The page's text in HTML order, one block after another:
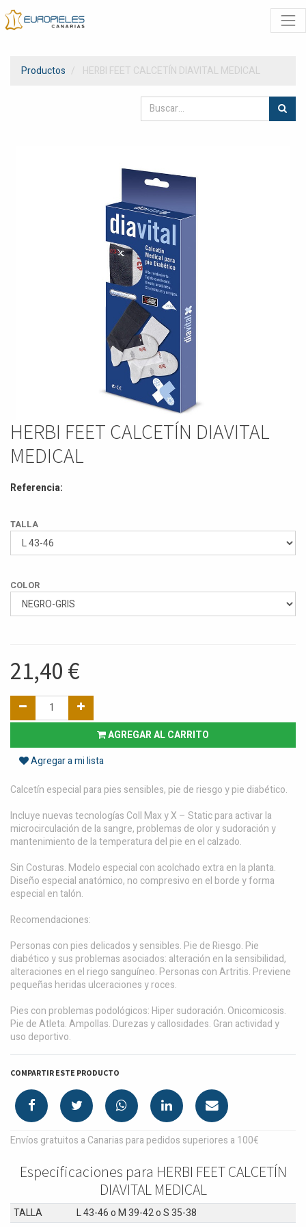
Productos HERBI FEET CALCETÍN DIAVITAL MEDICAL
HERBI FEET CALCETÍN DIAVITAL
MEDICAL
Referencia:
TALLA
COLOR
21,40 €
AGREGAR AL CARRITO
Agregar a mi lista
Calcetín especial para pies sensibles, pie de riesgo y pie diabético.
Incluye nuevas tecnologías Coll Max y X – Static para activar la
microcirculación de la sangre, problemas de olor y sudoración y
mantenimiento de la temperatura del pie en el calzado.
Sin Costuras. Modelo especial con acolchado extra en la planta.
Diseño especial anatómico, no compresivo en el borde y forma
especial en talón.
Recomendaciones:
Personas con pies delicados y sensibles. Pie de Riesgo. Pie
diabético y sus problemas asociados: alteración en la sensibilidad,
alteraciones en el riego sanguíneo. Personas con Artritis. Previene
pequeñas heridas ulceraciones y roces.
Pies con problemas podológicos: Hiper sudoración. Onicomicosis.
Pie de Atleta. Ampollas. Durezas y callosidades. Gran actividad y
uso deportivo.
COMPARTIR ESTE PRODUCTO
Envíos gratuitos a Canarias para pedidos superiores a 100€
Especificaciones para HERBI FEET CALCETÍN
DIAVITAL MEDICAL
TALLA L 43-46oM 39-42oS 35-38